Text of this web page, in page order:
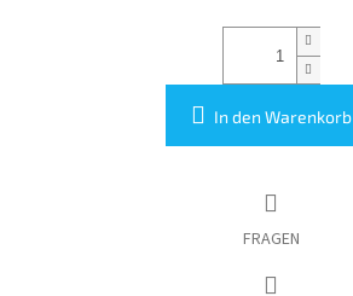
In den Warenkorb
FRAGEN